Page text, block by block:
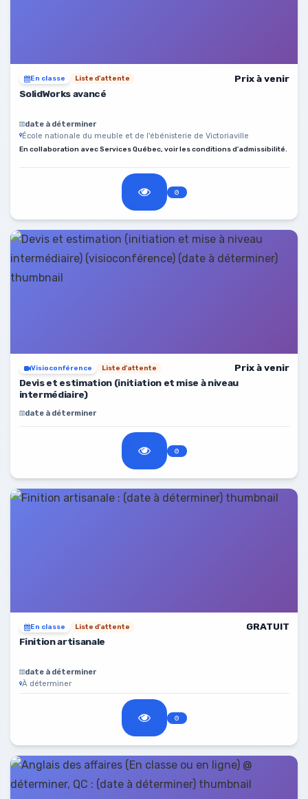
En classe Liste d'attente
Prix à venir
SolidWorks avancé
date à déterminer
École nationale du meuble et de l'ébénisterie de Victoriaville
En collaboration avec Services Québec, voir les conditions d'admissibilité.
Visioconférence Liste d'attente
Prix à venir
Devis et estimation (initiation et mise à niveau
intermédiaire)
date à déterminer
En classe Liste d'attente
GRATUIT
Finition artisanale
date à déterminer
À déterminer